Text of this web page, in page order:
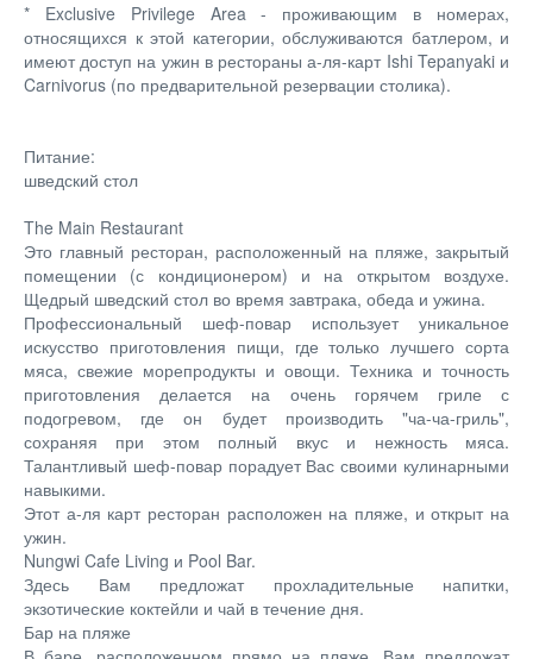
* Exclusive Privilege Area - проживающим в номерах,
относящихся к этой категории, обслуживаются батлером, и
имеют доступ на ужин в рестораны а-ля-карт Ishi Tepanyaki и
Carnivorus (по предварительной резервации столика).
Питание:
шведский стол
The Main Restaurant
Это главный ресторан, расположенный на пляже, закрытый
помещении (с кондиционером) и на открытом воздухе.
Щедрый шведский стол во время завтрака, обеда и ужина.
Профессиональный шеф-повар использует уникальное
искусство приготовления пищи, где только лучшего сорта
мяса, свежие морепродукты и овощи. Техника и точность
приготовления делается на очень горячем гриле с
подогревом, где он будет производить "ча-ча-гриль",
сохраняя при этом полный вкус и нежность мяса.
Талантливый шеф-повар порадует Вас своими кулинарными
навыкими.
Этот а-ля карт ресторан расположен на пляже, и открыт на
ужин.
Nungwi Cafe Living и Pool Bar.
Здесь Вам предложат прохладительные напитки,
экзотические коктейли и чай в течение дня.
Бар на пляже